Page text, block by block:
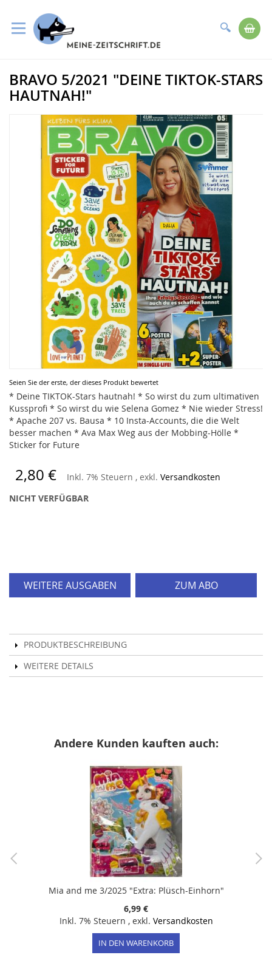
Suche
zum
Inhalt
Seien Sie der erste, der dieses Produkt bewertet
* Deine TIKTOK-Stars hautnah! * So wirst du zum ultimativen
Kussprofi * So wirst du wie Selena Gomez * Nie wieder Stress!
* Apache 207 vs. Bausa * 10 Insta-Accounts, die die Welt
besser machen * Ava Max Weg aus der Mobbing-Hölle *
Sticker for Future
2,80 € Inkl. 7% Steuern , exkl. Versandkosten
NICHT VERFÜGBAR
WEITERE AUSGABEN ZUM ABO
PRODUKTBESCHREIBUNG
WEITERE DETAILS
Zum
Ende
der
Bildergalerie
BRAVO 5/2021 "DEINE TIKTOK-STARS
HAUTNAH!"
Zum
Anfang
der
Bildergalerie
springen
Andere Kunden kauften auch:
Mia and me 3/2025 "Extra: Plüsch-Einhorn"
6,99 €
Inkl. 7% Steuern , exkl. Versandkosten
IN DEN WARENKORB